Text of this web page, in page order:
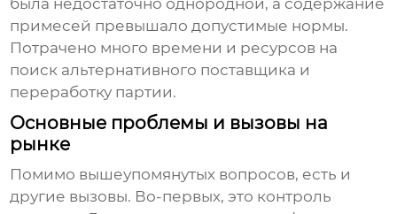
была недостаточно однородной, а содержание
примесей превышало допустимые нормы.
Потрачено много времени и ресурсов на
поиск альтернативного поставщика и
переработку партии.
Основные проблемы и вызовы на
рынке
Помимо вышеупомянутых вопросов, есть и
другие вызовы. Во-первых, это контроль